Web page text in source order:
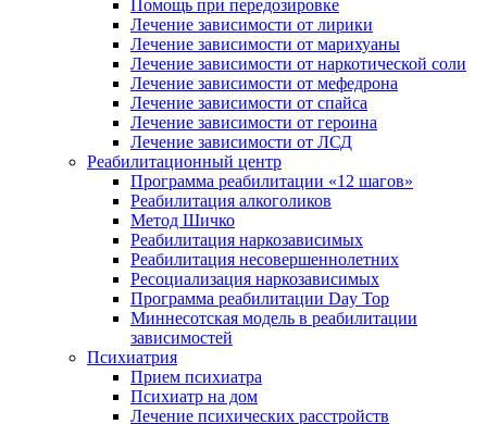
Помощь при передозировке
Лечение зависимости от лирики
Лечение зависимости от марихуаны
Лечение зависимости от наркотической соли
Лечение зависимости от мефедрона
Лечение зависимости от спайса
Лечение зависимости от героина
Лечение зависимости от ЛСД
Реабилитационный центр
Программа реабилитации «12 шагов»
Реабилитация алкоголиков
Метод Шичко
Реабилитация наркозависимых
Реабилитация несовершеннолетних
Ресоциализация наркозависимых
Программа реабилитации Day Top
Миннесотская модель в реабилитации
зависимостей
Психиатрия
Прием психиатра
Психиатр на дом
Лечение психических расстройств